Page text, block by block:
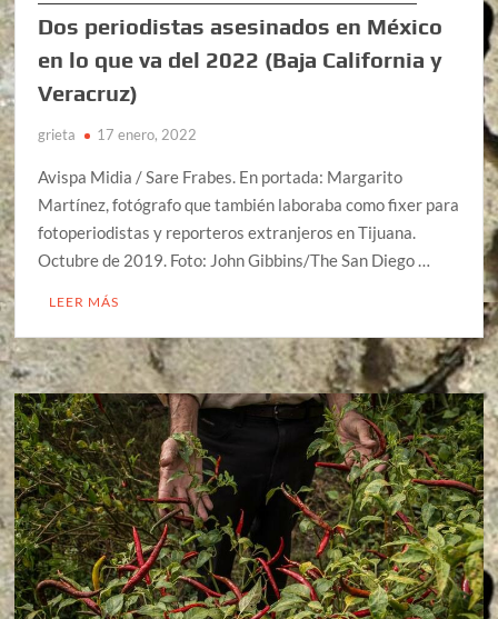
Dos periodistas asesinados en México
en lo que va del 2022 (Baja California y
Veracruz)
grieta 17 enero, 2022
Avispa Midia / Sare Frabes. En portada: Margarito
Martínez, fotógrafo que también laboraba como fixer para
fotoperiodistas y reporteros extranjeros en Tijuana.
Octubre de 2019. Foto: John Gibbins/The San Diego …
LEER MÁS